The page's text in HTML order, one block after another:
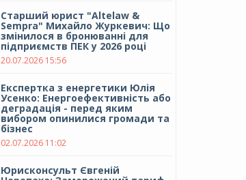
Cтарший юрист "Altelaw &
Sempra" Михайло Журкевич: Що
змінилося в бронюванні для
підприємств ПЕК у 2026 році
20.07.2026 15:56
Експертка з енергетики Юлія
Усенко: Енергоефективність або
деградація - перед яким
вибором опинилися громади та
бізнес
02.07.2026 11:02
Юрисконсульт Євгеній